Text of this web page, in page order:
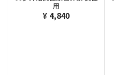
用
¥ 4,840